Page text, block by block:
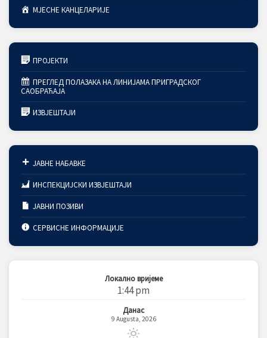
МЈЕСНЕ КАНЦЕЛАРИЈЕ
ПРОЈЕКТИ
ПРЕГЛЕД ПОЛАЗАКА НА ЛИНИЈАМА ПРИГРАДСКОГ
САОБРАЋАЈА
ИЗВЈЕШТАЈИ
ЈАВНЕ НАБАВКЕ
ИНСПЕКЦИЈСКИ ИЗВЈЕШТАЈИ
ЈАВНИ ПОЗИВИ
СЕРВИСНЕ ИНФОРМАЦИЈЕ
Локално вријеме
1:44 pm
Данас
9 Augusta, 2026